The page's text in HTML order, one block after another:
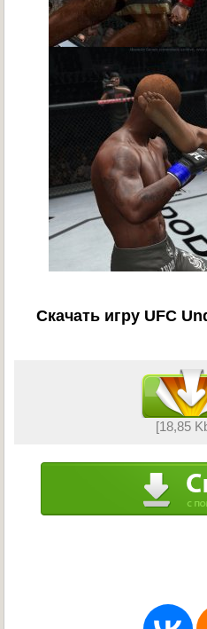
Скачать игру UFC
[18,85